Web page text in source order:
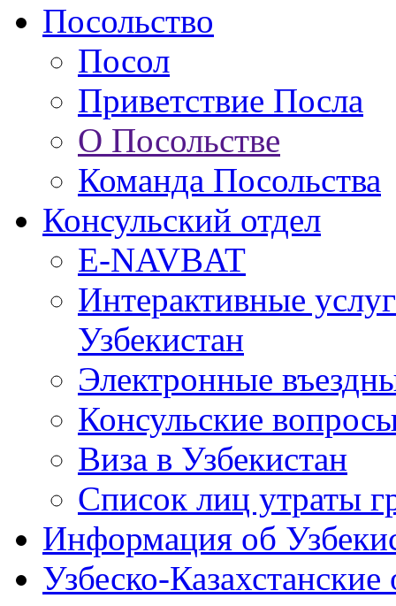
Посольство
Посол
Приветствие Посла
О Посольстве
Команда Посольства
Консульский отдел
E-NAVBAT
Интерактивные
Узбекистан
Электронные
Консульские
Виза в Узбекистан
Список лиц утраты
Информация об
Узбеско-